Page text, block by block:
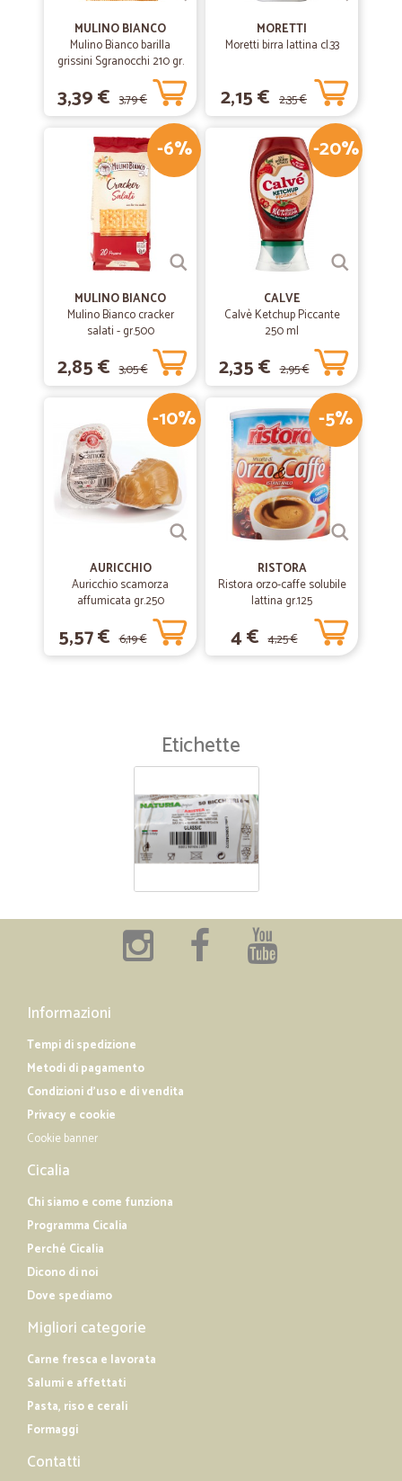
MULINO BIANCO
Mulino Bianco barilla
grissini Sgranocchi 210 gr.
3,39 € 3,79 €
MORETTI
Moretti birra lattina cl.33
2,15 € 2,35 €
-6%
MULINO BIANCO
Mulino Bianco cracker
salati - gr.500
2,85 € 3,05 €
-20%
CALVE
Calvè Ketchup Piccante
250 ml
2,35 € 2,95 €
-10%
AURICCHIO
Auricchio scamorza
affumicata gr.250
5,57 € 6,19 €
-5%
RISTORA
Ristora orzo-caffe solubile
lattina gr.125
4 € 4,25 €
Etichette
Informazioni
Tempi di spedizione
Metodi di pagamento
Condizioni d'uso e di vendita
Privacy e cookie
Cookie banner
Cicalia
Chi siamo e come funziona
Programma Cicalia
Perché Cicalia
Dicono di noi
Dove spediamo
Migliori categorie
Carne fresca e lavorata
Salumi e affettati
Pasta, riso e cerali
Formaggi
Contatti